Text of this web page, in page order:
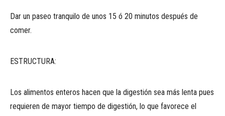
Dar un paseo tranquilo de unos 15 ó 20 minutos después de
comer.
ESTRUCTURA:
Los alimentos enteros hacen que la digestión sea más lenta pues
requieren de mayor tiempo de digestión, lo que favorece el